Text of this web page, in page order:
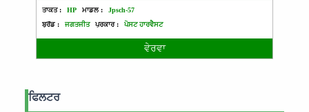
ਤਾਕਤ : HP ਮਾਡਲ :
Jpsch-57
ਬ੍ਰੈਂਡ :
ਜਗਤਜੀਤ ਪ੍ਰਕਾਰ : ਪੋਸਟ ਹਾਰਵੈਸਟ
ਵੇਰਵਾ
ਫਿਲਟਰ